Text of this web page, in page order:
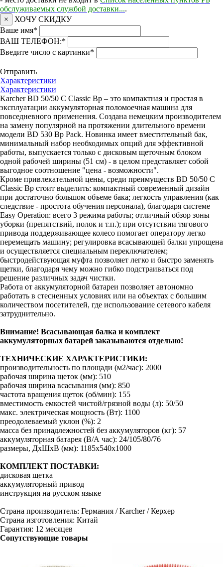
обслуживаемых службой доставки....
×
ХОЧУ СКИДКУ
Ваше имя*
ВАШ ТЕЛЕФОН:*
Введите число с картинки*
Отправить
Характеристики
Характеристики
Karcher BD 50/50 C Classic Bp – это компактная и простая в
эксплуатации аккумуляторная поломоечная машина для
повседневного применения. Создана немецким производителем
на замену популярной на протяжении длительного времени
модели BD 530 Bp Pack. Новинка имеет вместительный бак,
минимальный набор необходимых опций для эффективной
работы, выпускается только с дисковым щеточным блоком
одной рабочей ширины (51 см) - в целом представляет собой
выгодное соотношение "цена - возможности".
Кроме привлекательной цены, среди преимуществ BD 50/50 C
Classic Bp стоит выделить: компактный современный дизайн
при достаточно большом объеме бака; легкость управления (как
следствие - простота обучения персонала), благодаря системе
Easy Operation: всего 3 режима работы; отличный обзор зоны
уборки (препятствий, полок и т.п.); при отсутствии тягового
привода поддерживающее колесо помогает оператору легко
перемещать машину; регулировка всасывающей балки упрощена
и осуществляется специальным переключателем;
быстродействующая муфта позволяет легко и быстро заменять
щетки, благодаря чему можно гибко подстраиваться под
решение различных задач чистки.
Работа от аккумуляторной батареи позволяет автономно
работать в стесненных условиях или на объектах с большим
количеством посетителей, где использование сетевого кабеля
затруднительно.
Внимание! Всасывающая балка и комплект
аккумуляторных батарей заказываются отдельно!
ТЕХНИЧЕСКИЕ ХАРАКТЕРИСТИКИ:
производительность по площади (м2/час): 2000
рабочая ширина щеток (мм): 510
рабочая ширина всасывания (мм): 850
частота вращения щеток (об/мин): 155
вместимость емкостей чистой/грязной воды (л): 50/50
макс. электрическая мощность (Вт): 1100
преодолеваемый уклон (%): 2
масса без принадлежностей без аккумуляторов (кг): 57
аккумуляторная батарея (В/А час): 24/105/80/76
размеры, ДхШхВ (мм): 1185x540x1000
КОМПЛЕКТ ПОСТАВКИ:
дисковая щетка
аккумуляторный привод
инструкция на русском языке
Страна производитель: Германия / Karcher / Керхер
Страна изготовления: Китай
Гарантия: 12 месяцев
Сопутствующие товары